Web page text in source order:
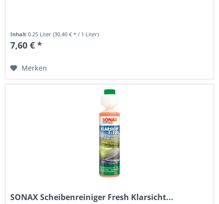
Inhalt0.25 Liter(30,40 € * / 1 Liter)
7,60 € *
Merken
SONAX Scheibenreiniger Fresh Klarsicht...